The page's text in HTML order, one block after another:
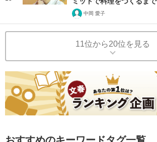
中岡 愛子
11位から20位を見る